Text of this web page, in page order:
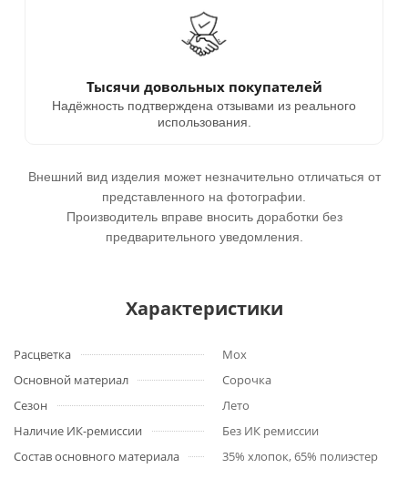
Тысячи довольных покупателей
Надёжность подтверждена отзывами из реального
использования.
Внешний вид изделия может незначительно отличаться от
представленного на фотографии.
Производитель вправе вносить доработки без
предварительного уведомления.
Характеристики
Расцветка
Мох
Основной материал
Сорочка
Сезон
Лето
Наличие ИК-ремиссии
Без ИК ремиссии
Состав основного материала
35% хлопок, 65% полиэстер